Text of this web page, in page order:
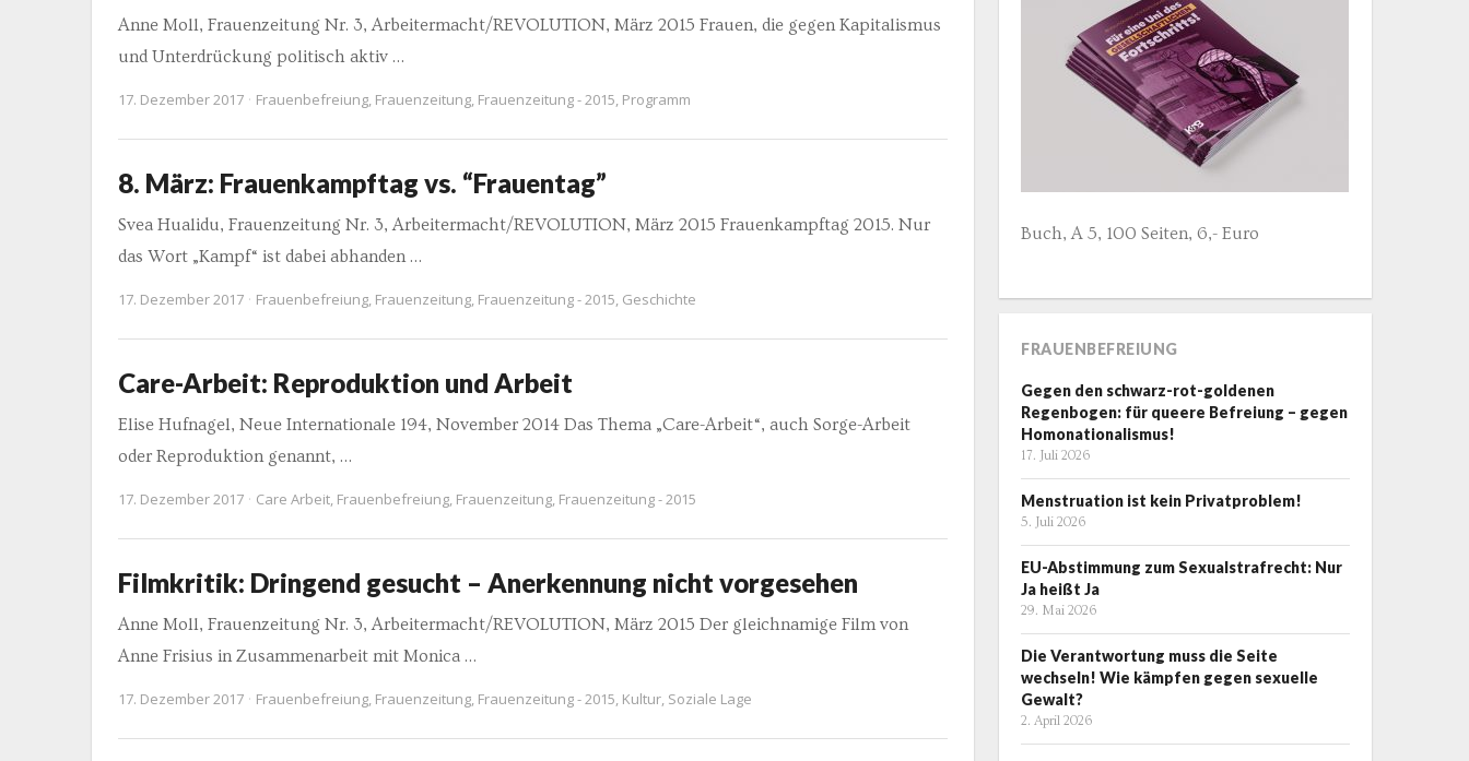
Anne Moll, Frauenzeitung Nr. 3, Arbeitermacht/REVOLUTION, März 2015 Frauen, die gegen Kapitalismus
und Unterdrückung politisch aktiv …
17. Dezember 2017 Frauenbefreiung, Frauenzeitung, Frauenzeitung - 2015 Programm
8. März: Frauenkampftag vs. “Frauentag”
Svea Hualidu, Frauenzeitung Nr. 3, Arbeitermacht/REVOLUTION, März 2015 Frauenkampftag 2015. Nur
das Wort „Kampf“ ist dabei abhanden …
17. Dezember 2017 Frauenbefreiung, Frauenzeitung, Frauenzeitung - 2015 Geschichte
Care-Arbeit: Reproduktion und Arbeit
Elise Hufnagel, Neue Internationale 194, November 2014 Das Thema „Care-Arbeit“, auch Sorge-Arbeit
oder Reproduktion genannt, …
17. Dezember 2017 Care Arbeit, Frauenbefreiung, Frauenzeitung, Frauenzeitung - 2015
Filmkritik: Dringend gesucht – Anerkennung nicht vorgesehen
Anne Moll, Frauenzeitung Nr. 3, Arbeitermacht/REVOLUTION, März 2015 Der gleichnamige Film von
Anne Frisius in Zusammenarbeit mit Monica …
17. Dezember 2017 Frauenbefreiung, Frauenzeitung, Frauenzeitung - 2015 Kultur, Soziale Lage
Buch, A 5, 100 Seiten, 6,- Euro
FRAUENBEFREIUNG
Gegen den schwarz-rot-goldenen
Regenbogen: für queere Befreiung – gegen
Homonationalismus!
17. Juli 2026
Menstruation ist kein Privatproblem!
5. Juli 2026
EU-Abstimmung zum Sexualstrafrecht: Nur
Ja heißt Ja
29. Mai 2026
Die Verantwortung muss die Seite
wechseln! Wie kämpfen gegen sexuelle
Gewalt?
2. April 2026